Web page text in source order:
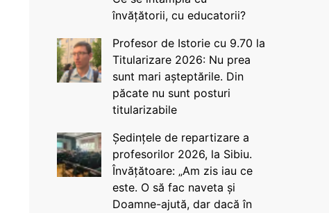
învățătorii, cu educatorii?
Profesor de Istorie cu 9.70 la
Titularizare 2026: Nu prea
sunt mari așteptările. Din
păcate nu sunt posturi
titularizabile
Ședințele de repartizare a
profesorilor 2026, la Sibiu.
Învățătoare: „Am zis iau ce
este. O să fac naveta și
Doamne-ajută, dar dacă în